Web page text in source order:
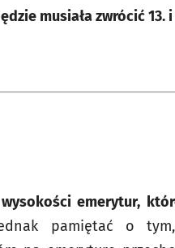
musiała zwrócić 13.
emerytur,
pamiętać o